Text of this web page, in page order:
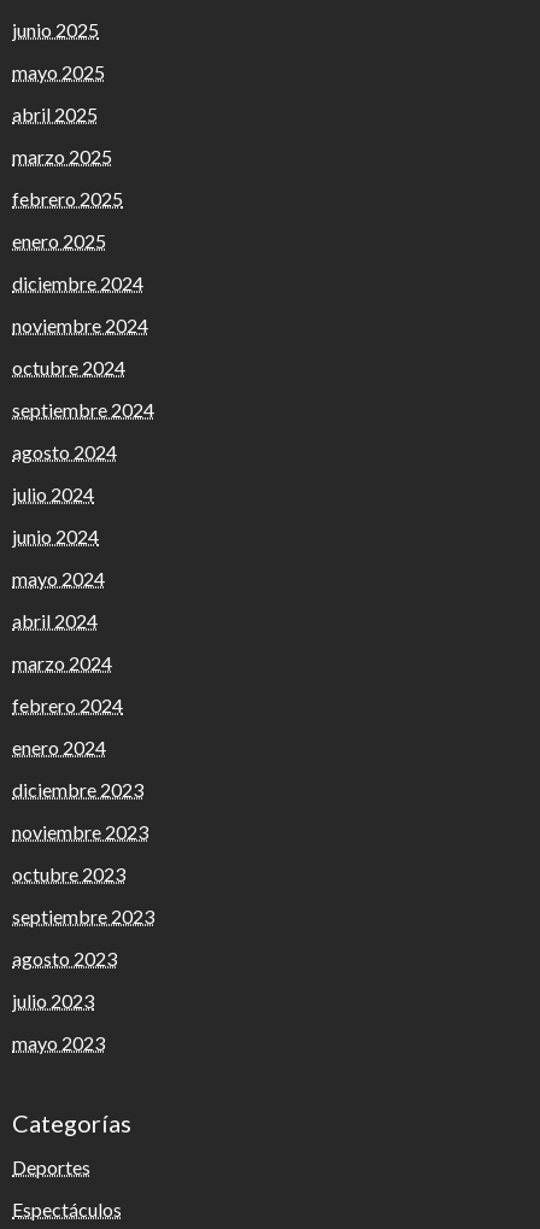
junio 2025
mayo 2025
abril 2025
marzo 2025
febrero 2025
enero 2025
diciembre 2024
noviembre 2024
octubre 2024
septiembre 2024
agosto 2024
julio 2024
junio 2024
mayo 2024
abril 2024
marzo 2024
febrero 2024
enero 2024
diciembre 2023
noviembre 2023
octubre 2023
septiembre 2023
agosto 2023
julio 2023
mayo 2023
Categorías
Deportes
Espectáculos